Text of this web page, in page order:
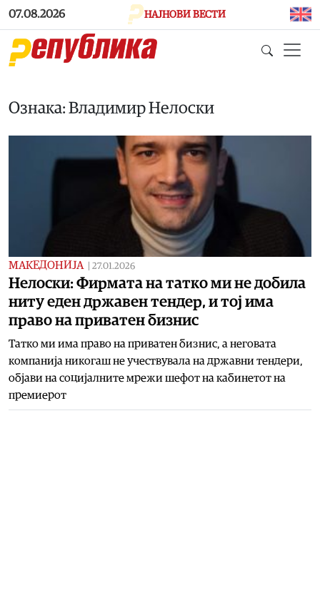
Skip to main content
07.08.2026 НАЈНОВИ ВЕСТИ
Ознака: Владимир Нелоски
МАКЕДОНИЈА 27.01.2026
Нелоски: Фирмата на татко ми не добила
ниту еден државен тендер, и тој има
право на приватен бизнис
Татко ми има право на приватен бизнис, а неговата
компанија никогаш не учествувала на државни тендери,
објави на социјалните мрежи шефот на кабинетот на
премиерот